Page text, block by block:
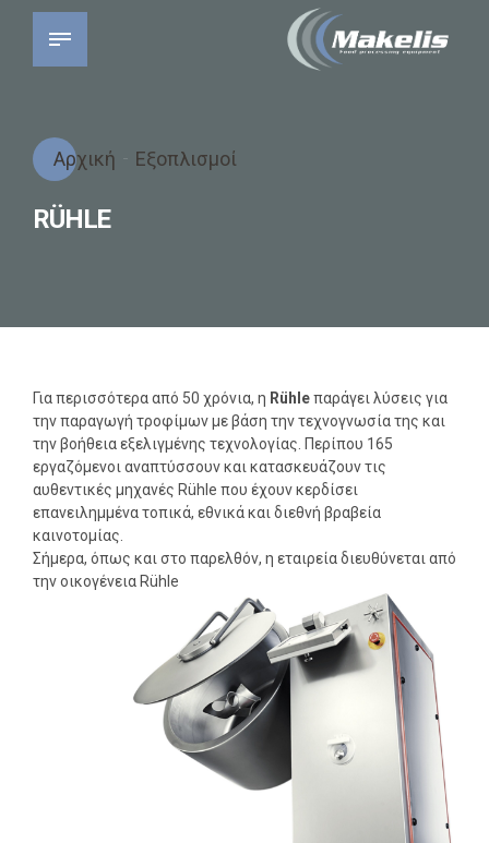
Αρχική Εξοπλισμοί
RÜHLE
Για περισσότερα από 50 χρόνια, η Rühleπαράγει λύσεις για
την παραγωγή τροφίμων με βάση την τεχνογνωσία της και
την βοήθεια εξελιγμένης τεχνολογίας. Περίπου 165
εργαζόμενοι αναπτύσσουν και κατασκευάζουν τις
αυθεντικές μηχανές Rühle που έχουν κερδίσει
επανειλημμένα τοπικά, εθνικά και διεθνή βραβεία
καινοτομίας.
Σήμερα, όπως και στο παρελθόν, η εταιρεία διευθύνεται από
την οικογένεια Rühle